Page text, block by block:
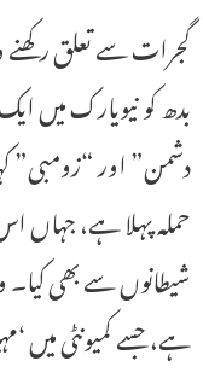
گجرات سے تعلق رکھنے
بدھ کو نیویارک میں
دشمن” اور “زومبی”
حملہ پہلا ہے، جہاں
شیطانوں سے بھی
ہے، جسے کمیونٹی میں